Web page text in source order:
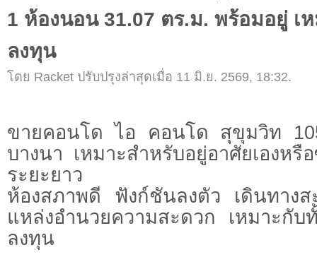
1 ห้องนอน 31.07 ตร.ม. พร้อมอยู่ เ
ลงทุน
โดย Racket ปรับปรุงล่าสุดเมื่อ 11 มิ.ย. 2569, 18:32.
ขายคอนโด ไอ คอนโด สุขุมวิท
บางนา เหมาะสำหรับอยู่อาศัยเองหรื
ระยะยาว
ห้องสภาพดี ฟังก์ชันลงตัว เดินทาง
แหล่งอำนวยความสะดวก เหมาะกับ
ลงทุน